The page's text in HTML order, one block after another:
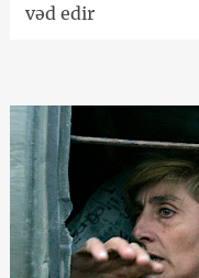
vəd edir